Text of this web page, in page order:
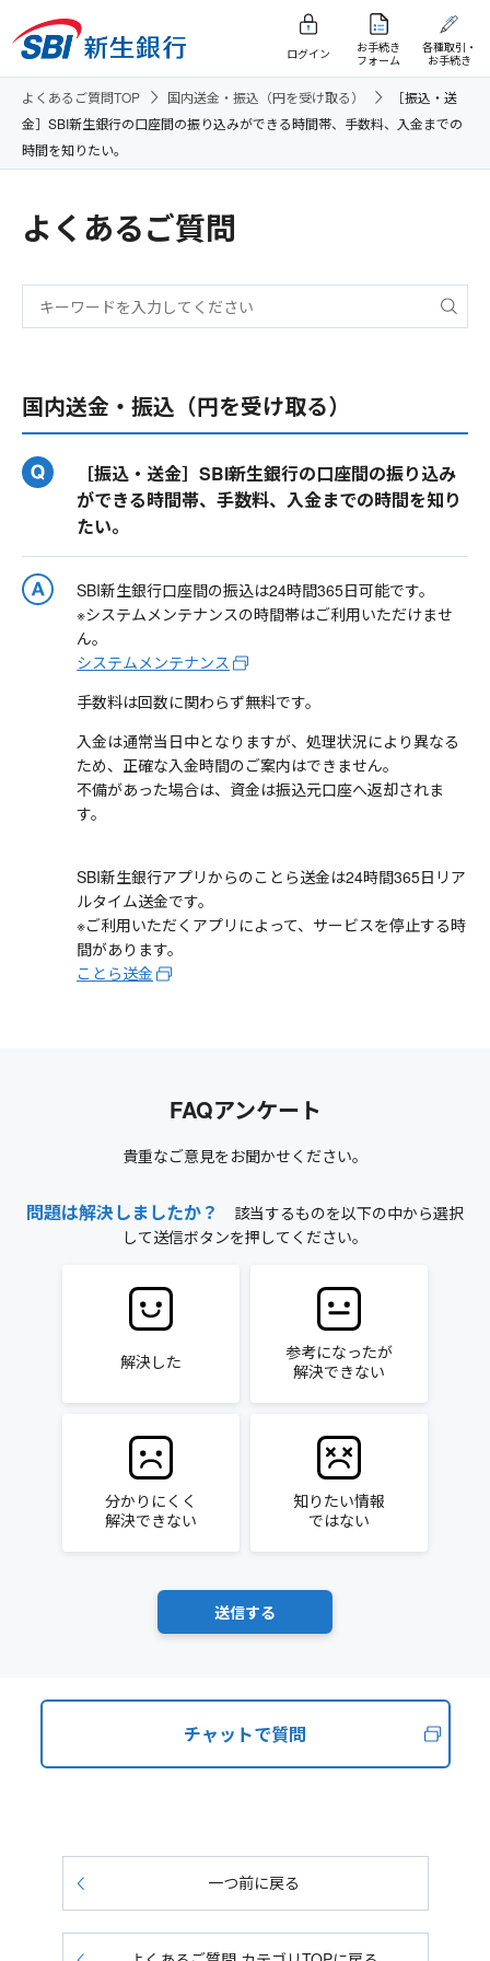
ログイン
お手続き
フォーム
各種取引・
お手続き
よくあるご質問TOP 国内送金・振込（円を受け取る）
［振込・送
金］SBI新生銀行の口座間の振り込みができる時間帯、手数料、入金までの
時間を知りたい。
よくあるご質問
国内送金・振込（円を受け取る）
［振込・送金］SBI新生銀行の口座間の振り込み
ができる時間帯、手数料、入金までの時間を知り
たい。
SBI新生銀行口座間の振込は24時間365日可能です。
※システムメンテナンスの時間帯はご利用いただけませ
ん。
システムメンテナンス
手数料は回数に関わらず無料です。
入金は通常当日中となりますが、処理状況により異なる
ため、正確な入金時間のご案内はできません。
不備があった場合は、資金は振込元口座へ返却されま
す。
SBI新生銀行アプリからのことら送金は24時間365日リア
ルタイム送金です。
※ご利用いただくアプリによって、サービスを停止する時
間があります。
ことら送金
FAQアンケート
貴重なご意見をお聞かせください。
問題は解決しましたか？
該当するものを以下の中から選択
して送信ボタンを押してください。
解決した
参考になったが
解決できない
分かりにくく
解決できない
知りたい情報
ではない
チャットで質問
一つ前に戻る